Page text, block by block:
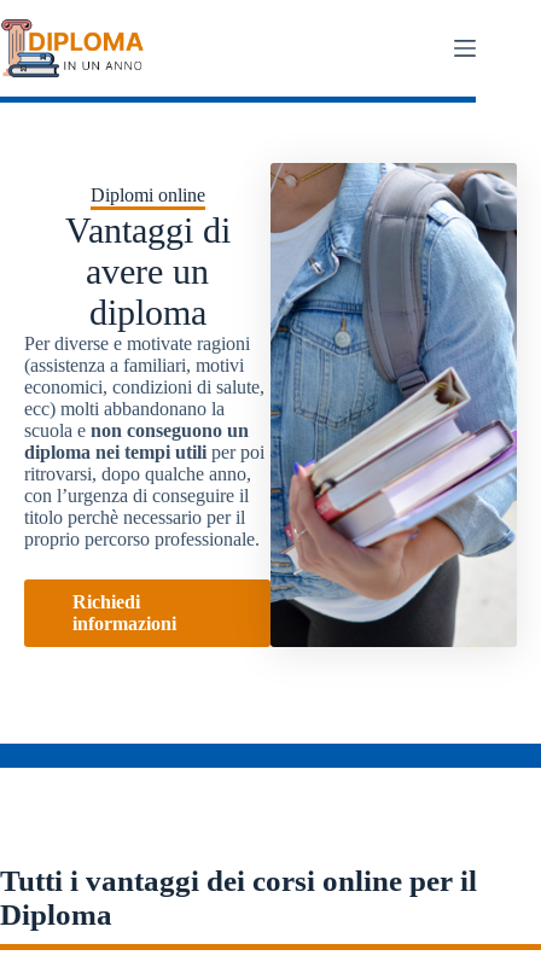
al
contenuto
Diplomi online
Vantaggi di
avere un
diploma
Per diverse e motivate ragioni
(assistenza a familiari, motivi
economici, condizioni di salute,
ecc) molti abbandonano la
scuola e non conseguono un
diploma nei tempi utili per poi
ritrovarsi, dopo qualche anno,
con l’urgenza di conseguire il
titolo perchè necessario per il
proprio percorso professionale.
Richiedi
informazioni
Tutti i vantaggi dei corsi online per il
Diploma